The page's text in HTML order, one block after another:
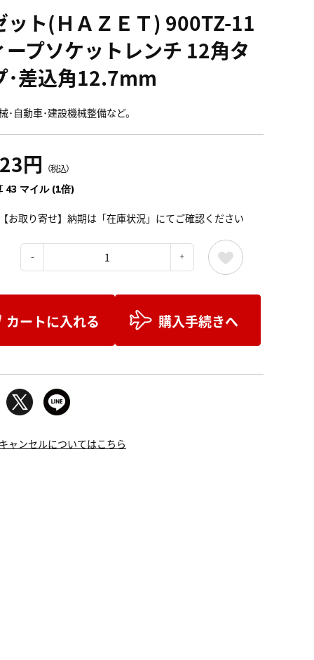
ット(ＨＡＺＥＴ) 900TZ-11
ープソケットレンチ 12角タ
･差込角12.7mm
･自動車･建設機械整備など。
円 （税込）
43 マイル (1倍)
【お取り寄せ】納期は「在庫状況」にてご確認ください
カートに入れる 購入手続きへ
ャンセルについてはこちら